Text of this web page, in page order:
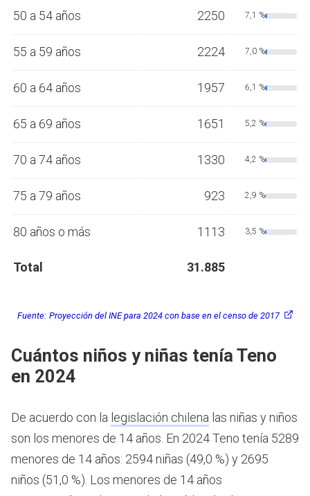
50 a 54 años 2250 7,1 %
55 a 59 años 2224 7,0 %
60 a 64 años 1957 6,1 %
65 a 69 años 1651 5,2 %
70 a 74 años 1330 4,2 %
75 a 79 años 923 2,9 %
80 años o más 1113 3,5 %
Total 31.885
Fuente: Proyección del INE para 2024 con base en el censo de 2017
Cuántos niños y niñas tenía Teno
en 2024
De acuerdo con la legislación chilena las niñas y niños
son los menores de 14 años. En 2024 Teno tenía 5289
menores de 14 años: 2594 niñas (49,0 %) y 2695
niños (51,0 %). Los menores de 14 años